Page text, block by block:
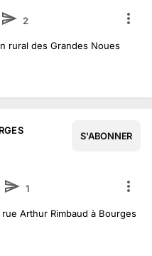
2
rural des Grandes Noues
S'ABONNER
1
Arthur Rimbaud à Bourges